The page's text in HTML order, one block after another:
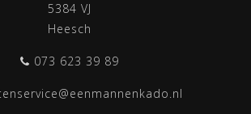
5384 VJ
Heesch
073 623 39 89